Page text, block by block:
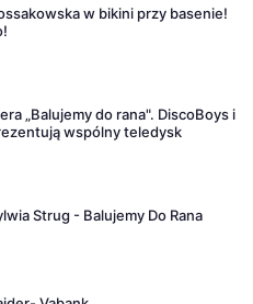
w bikini przy basenie!
„Balujemy do rana". DiscoBoys i
wspólny teledysk
Strug - Balujemy Do Rana